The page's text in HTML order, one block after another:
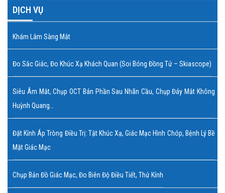
DỊCH VỤ
Khám Lâm Sàng Mắt
Đo Sắc Giác, Đo Khúc Xạ Khách Quan (soi Bóng Đồng Tử – Skiascope)
Siêu Âm Mắt, Chụp OCT Bán Phần Sau Nhãn Cầu, Chụp Đáy Mắt Không
Huỳnh Quang…
Đặt Kính Áp Tròng Điều Trị: Tật Khúc Xạ, Giác Mạc Hình Chóp, Bệnh Lý Bề
Mặt Giác Mạc
Chụp Bản Đồ Giác Mạc, Đo Biên Độ Điều Tiết, Thử Kính